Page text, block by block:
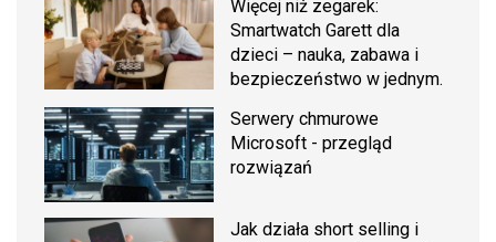
Więcej niż zegarek:
Smartwatch Garett dla
dzieci – nauka, zabawa i
bezpieczeństwo w jednym.
Serwery chmurowe
Microsoft - przegląd
rozwiązań
Jak działa short selling i